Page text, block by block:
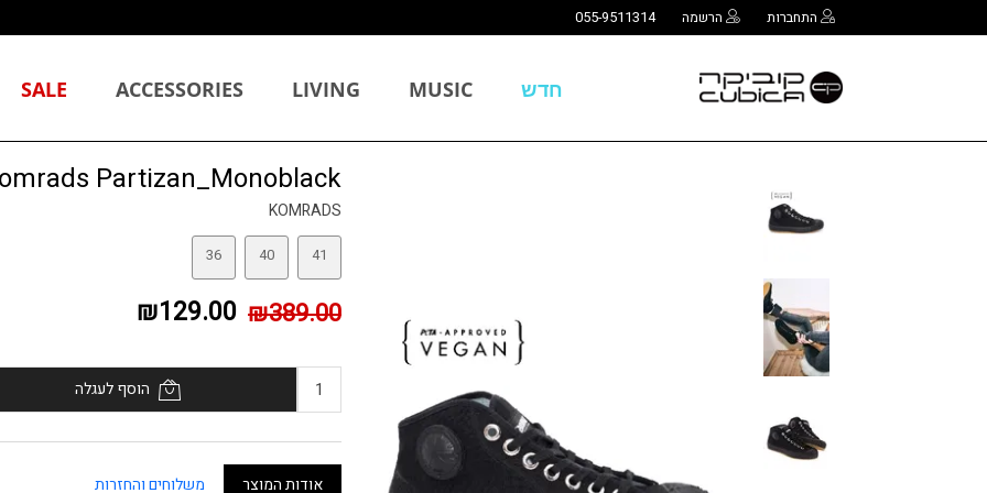
התחברות הרשמה 055-9511314
חדש MUSIC
LIVING
ACCESSORIES
SALE
Partizan_Monoblack
KOMRADS
36 40 41
₪389.00
₪129.00
הוסף לעגלה
אודות המוצר משלוחים והחזרות